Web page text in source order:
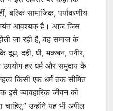
बल्कि सामाजिक, पर्यावरणीय
आवश्यक है। आज जिस
जा रही है, वह समाज के
दूध, दही, घी, मक्खन, पनीर,
हर धर्म और समुदाय के
किसी एक धर्म तक सीमित
इसे व्यावहारिक जीवन की
उन्होंने यह भी अपील